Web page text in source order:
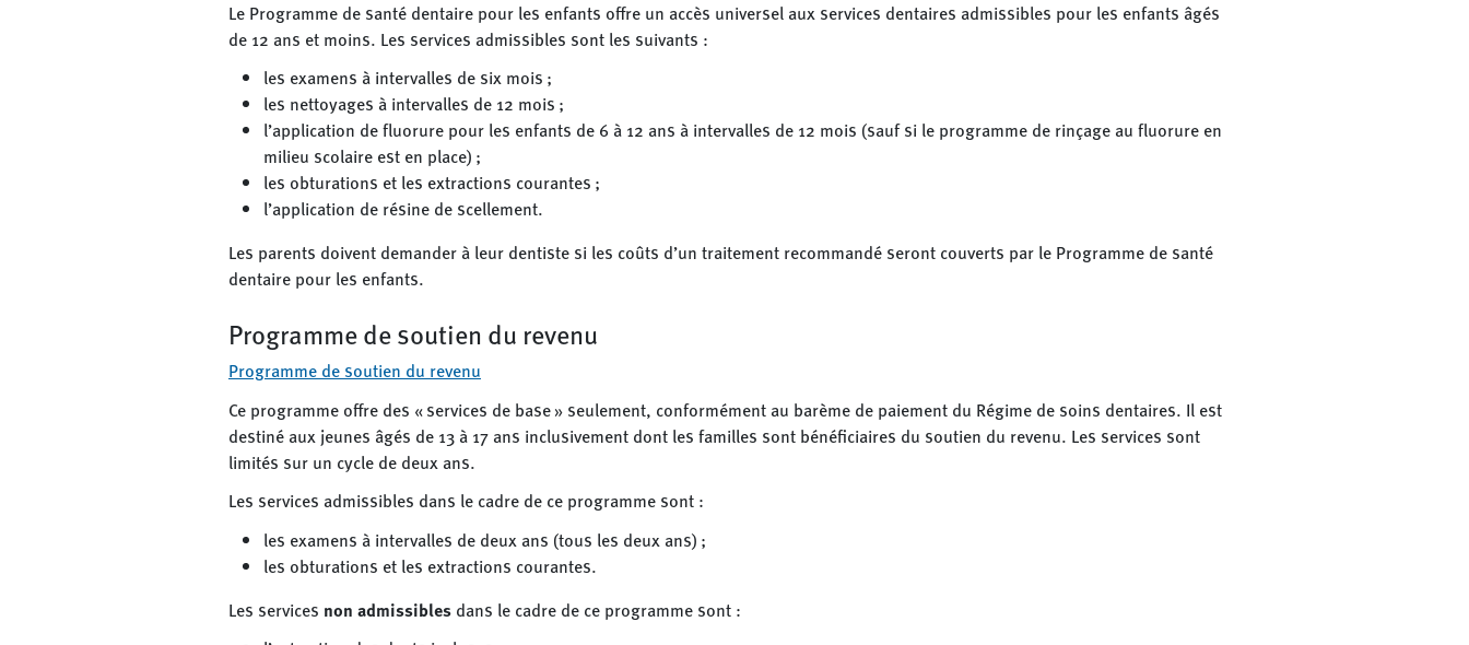
Le Programme de santé dentaire pour les enfants offre un accès universel aux services dentaires admissibles pour les enfants âgés
de 12 ans et moins. Les services admissibles sont les suivants :
les examens à intervalles de six mois ;
les nettoyages à intervalles de 12 mois ;
l’application de fluorure pour les enfants de 6 à 12 ans à intervalles de 12 mois (sauf si le programme de rinçage au fluorure en
milieu scolaire est en place) ;
les obturations et les extractions courantes ;
l’application de résine de scellement.
Les parents doivent demander à leur dentiste si les coûts d’un traitement recommandé seront couverts par le Programme de santé
dentaire pour les enfants.
Programme de soutien du revenu
Programme de soutien du revenu
Ce programme offre des « services de base » seulement, conformément au barème de paiement du Régime de soins dentaires. Il est
destiné aux jeunes âgés de 13 à 17 ans inclusivement dont les familles sont bénéficiaires du soutien du revenu. Les services sont
limités sur un cycle de deux ans.
Les services admissibles dans le cadre de ce programme sont :
les examens à intervalles de deux ans (tous les deux ans) ;
les obturations et les extractions courantes.
Les services non admissibles dans le cadre de ce programme sont :